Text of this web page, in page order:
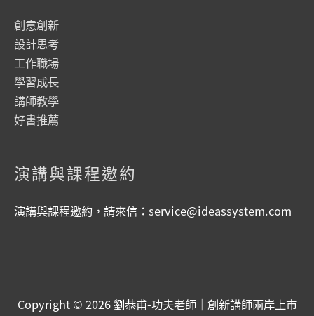
創意創新
設計思考
工作職場
學習成長
講師教學
好書推薦
演講與課程邀約
演講與課程邀約，請來信： service@ideassystem.com
Copyright © 2026 劉恭甫-功夫老師｜創新講師兩岸上市